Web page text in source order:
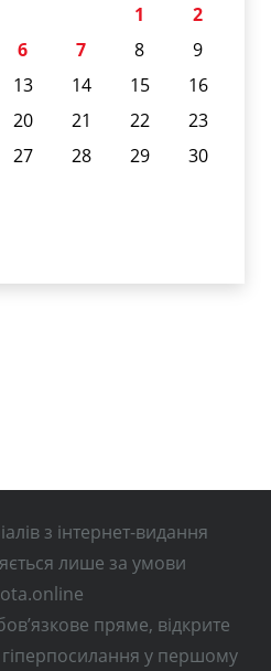
1
2
6 7 8
9
13 14 15
16
20 21 22
23
27 28 29
30
з інтернет-видання
лише за умови
пряме, відкрите
у першому